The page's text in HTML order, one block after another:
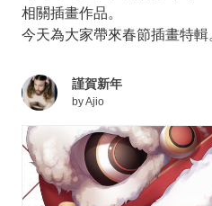
相關插畫作品。
今天為大家帶來春節插畫特輯
謹賀新年
byAjio